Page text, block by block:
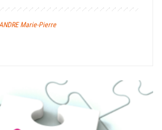
Marie-Pierre